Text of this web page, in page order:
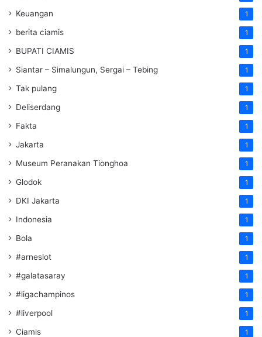
Keuangan 1
berita ciamis 1
BUPATI CIAMIS 1
Siantar – Simalungun, Sergai – Tebing 1
Tak pulang 1
Deliserdang 1
Fakta 1
Jakarta 1
Museum Peranakan Tionghoa 1
Glodok 1
DKI Jakarta 1
Indonesia 1
Bola 1
#arneslot 1
#galatasaray 1
#ligachampinos 1
#liverpool 1
Ciamis 1